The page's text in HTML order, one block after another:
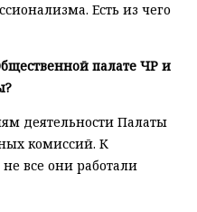
Есть из чего
палате ЧР и
деятельности Палаты
комиссий. К
все они работали